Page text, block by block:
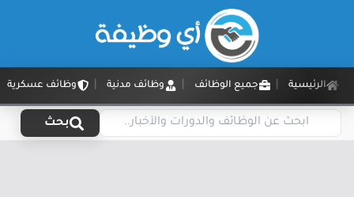
الرئيسية جميع الوظائف وظائف مدنية وظائف عسكرية
بحث